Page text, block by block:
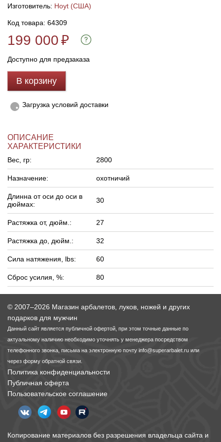
Изготовитель: Hoyt (США)
Код товара: 64309
199 000₽
Доступно для предзаказа
В корзину
Загрузка условий доставки
ОПИСАНИЕ
ХАРАКТЕРИСТИКИ
Вес, гр: 2800
Назначение: охотничий
Длинна от оси до оси в
дюймах:
30
Растяжка от, дюйм.: 27
Растяжка до, дюйм.: 32
Сила натяжения, lbs: 60
Сброс усилия, %: 80
© 2007–2026 Магазин арбалетов, луков, ножей и других
подарков для мужчин
Данный сайт является публичной офертой, при этом точные данные по
актуальному наличию необходимо уточнять у менеджера посредством
телефонного звонка, письма на электронную почту info@superarbalet.ru или
через форму обратной связи.
Политика конфиденциальности
Публичная оферта
Пользовательское соглашение
Копирование материалов без разрешения владельца сайта и
Линейки для настройки лука
Кликеры для лука
Охотничьи ножи